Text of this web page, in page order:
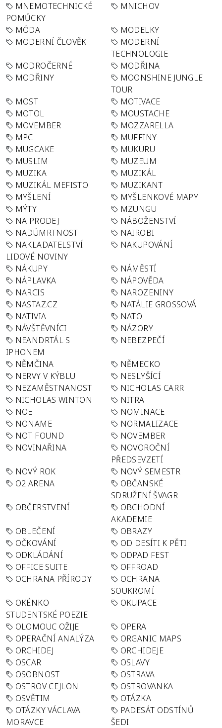
MNEMOTECHNICKÉ
POMŮCKY
MNICHOV
MÓDA
MODELKY
MODERNÍ ČLOVĚK
MODERNÍ
TECHNOLOGIE
MODROČERNÉ
MODŘINA
MODŘINY
MOONSHINE JUNGLE
TOUR
MOST
MOTIVACE
MOTOL
MOUSTACHE
MOVEMBER
MOZZARELLA
MPC
MUFFINY
MUGCAKE
MUKURU
MUSLIM
MUZEUM
MUZIKA
MUZIKÁL
MUZIKÁL MEFISTO
MUZIKANT
MYŠLENÍ
MYŠLENKOVÉ MAPY
MÝTY
MZUNGU
NA PRODEJ
NÁBOŽENSTVÍ
NADÚMRTNOST
NAIROBI
NAKLADATELSTVÍ
LIDOVÉ NOVINY
NAKUPOVÁNÍ
NÁKUPY
NÁMĚSTÍ
NÁPLAVKA
NÁPOVĚDA
NARCIS
NAROZENINY
NASTAZ.CZ
NATÁLIE GROSSOVÁ
NATIVIA
NATO
NÁVŠTĚVNÍCI
NÁZORY
NEANDRTÁL S
IPHONEM
NEBEZPEČÍ
NĚMČINA
NĚMECKO
NERVY V KÝBLU
NESLYŠÍCÍ
NEZAMĚSTNANOST
NICHOLAS CARR
NICHOLAS WINTON
NITRA
NOE
NOMINACE
NONAME
NORMALIZACE
NOT FOUND
NOVEMBER
NOVINAŘINA
NOVOROČNÍ
PŘEDSEVZETÍ
NOVÝ ROK
NOVÝ SEMESTR
O2 ARENA
OBČANSKÉ
SDRUŽENÍ ŠVAGR
OBČERSTVENÍ
OBCHODNÍ
AKADEMIE
OBLEČENÍ
OBRAZY
OČKOVÁNÍ
OD DESÍTI K PĚTI
ODKLÁDÁNÍ
ODPAD FEST
OFFICE SUITE
OFFROAD
OCHRANA PŘÍRODY
OCHRANA
SOUKROMÍ
OKÉNKO
STUDENTSKÉ POEZIE
OKUPACE
OLOMOUC OŽIJE
OPERA
OPERAČNÍ ANALÝZA
ORGANIC MAPS
ORCHIDEJ
ORCHIDEJE
OSCAR
OSLAVY
OSOBNOST
OSTRAVA
OSTROV CEJLON
OSTROVANKA
OSVĚTIM
OTÁZKA
OTÁZKY VÁCLAVA
MORAVCE
PADESÁT ODSTÍNŮ
ŠEDI